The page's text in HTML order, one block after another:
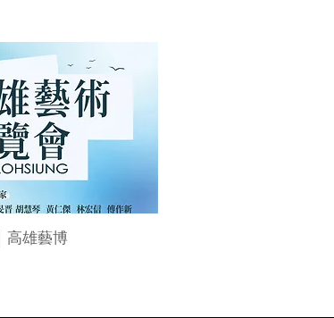
｜高雄藝博